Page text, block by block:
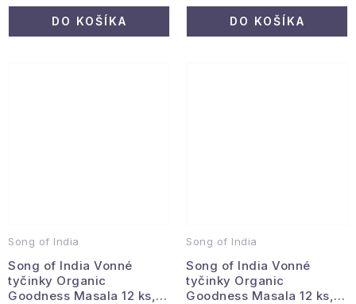
DO KOŠÍKA DO KOŠÍKA
Song of India
Song of India Vonné
tyčinky Organic
Goodness Masala 12 ks,
Song of India
Song of India Vonné
tyčinky Organic
Goodness Masala 12 ks,